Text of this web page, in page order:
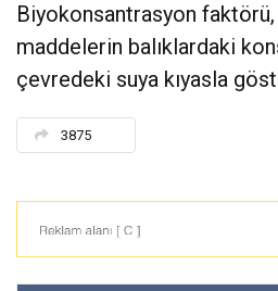
Biyokonsantrasyon
maddelerin balıklardaki
çevredeki suya kıyasla
3875